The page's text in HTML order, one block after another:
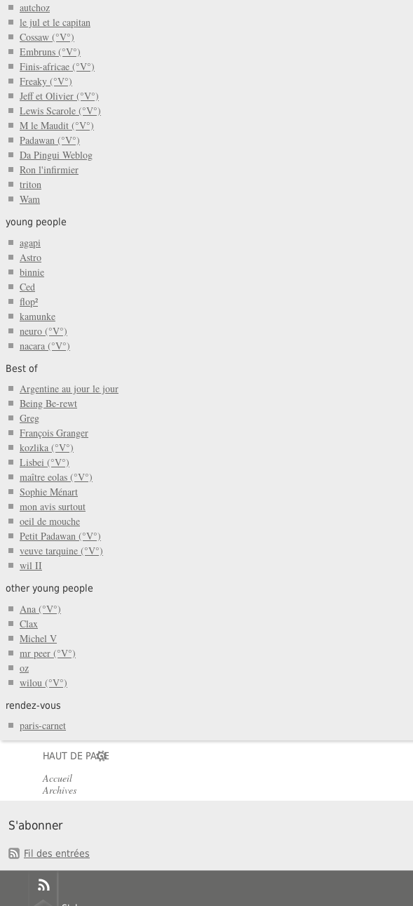
autchoz
le jul et le capitan
Cossaw (°V°)
Embruns (°V°)
Finis-africae (°V°)
Freaky (°V°)
Jeff et Olivier (°V°)
Lewis Scarole (°V°)
M le Maudit (°V°)
Padawan (°V°)
Da Pingui Weblog
Ron l'infirmier
triton
Wam
young people
agapi
Astro
binnie
Ced
flop²
kamunke
neuro (°V°)
nacara (°V°)
Best of
Argentine au jour le jour
Being Be-rewt
Greg
François Granger
kozlika (°V°)
Lisbei (°V°)
maître eolas (°V°)
Sophie Ménart
mon avis surtout
oeil de mouche
Petit Padawan (°V°)
veuve tarquine (°V°)
wil II
other young people
Ana (°V°)
Clax
Michel V
mr peer (°V°)
oz
wilou (°V°)
rendez-vous
paris-carnet
HAUT DE PAGE
Accueil
Archives
S'abonner
Fil des entrées